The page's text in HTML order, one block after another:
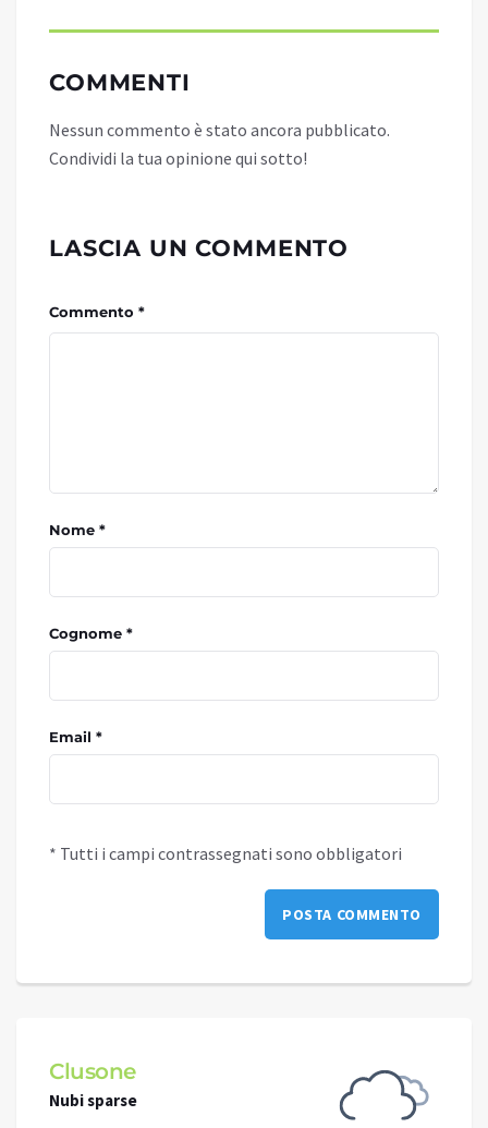
COMMENTI
Nessun commento è stato ancora pubblicato.
Condividi la tua opinione qui sotto!
LASCIA UN COMMENTO
Commento *
Nome *
Cognome *
Email *
* Tutti i campi contrassegnati sono obbligatori
Clusone
Nubi sparse